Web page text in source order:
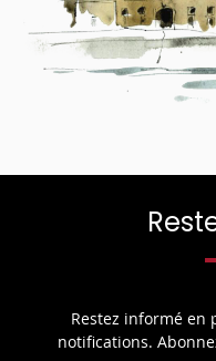
Restez informé en
notifications.